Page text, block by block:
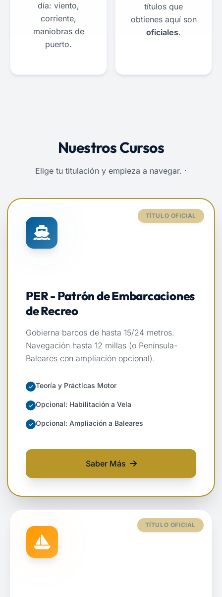
día: viento,
corriente,
maniobras de
puerto.
títulos que
obtienes aquí son
oficiales.
Nuestros Cursos
Elige tu titulación y empieza a navegar. ·
TÍTULO OFICIAL
PER - Patrón de Embarcaciones
de Recreo
Gobierna barcos de hasta 15/24 metros.
Navegación hasta 12 millas (o Península-
Baleares con ampliación opcional).
Teoría y Prácticas Motor
Opcional: Habilitación a Vela
Opcional: Ampliación a Baleares
Saber Más
sobre PER - Patrón de
TÍTULO OFICIAL